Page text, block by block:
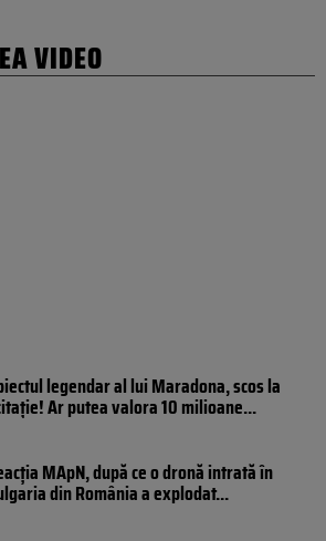
VIDEO
legendar al lui Maradona, scos la
Ar putea valora 10 milioane...
MApN, după ce o dronă intrată în
din România a explodat...